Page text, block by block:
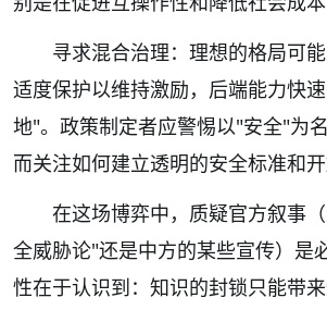
寻求混合治理：理想的格局可
适度保护以维持激励，后端能力快
地"。政策制定者应警惕以"安全"为
而关注如何建立透明的安全标准和开
在这场博弈中，质疑官方叙事
全威胁论"还是中方的某些宣传）是
性在于认识到：知识的封锁只能带